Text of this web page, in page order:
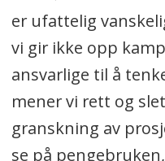
er ufattelig
vi gir ikke opp
ansvarlige til å
mener vi rett og
granskning av
se på